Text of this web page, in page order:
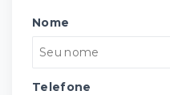
Nome
Telefone